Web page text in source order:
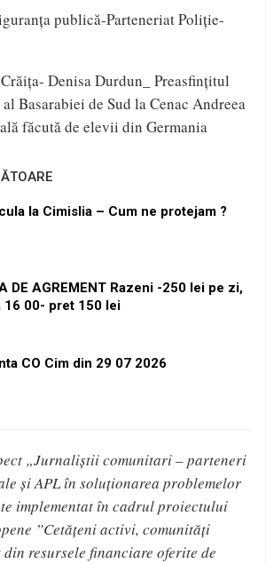
publică-Parteneriat Poliție-
Denisa Durdun_ Preasfinţitul
Basarabiei de Sud la Cenac Andreea
făcută de elevii din Germania
la Cimislia – Cum ne protejam ?
DE AGREMENT Razeni -250 lei pe zi,
16 00- pret 150 lei
CO Cim din 29 07 2026
„Jurnaliștii comunitari – parteneri
și APL în soluționarea problemelor
implementat în cadrul proiectului
”Cetățeni activi, comunități
resursele financiare oferite de